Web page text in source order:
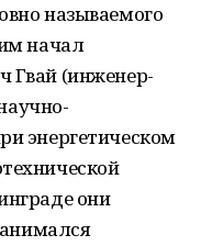
называемого
начал
Гвай (инженер-
энергетическом
они